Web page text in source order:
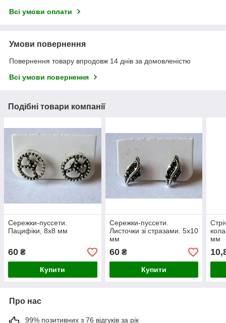
Всі умови оплати
Умови повернення
Повернення товару впродовж 14 днів за домовленістю
Всі умови повернення
Подібні товари компанії
Сережки-пуссети.
Пацифіки, 8х8 мм
60 ₴
Купити
Сережки-пуссети.
Листочки зі стразами. 5х10
мм
60₴
Купити
мм
Про нас
99% позитивних з 76 відгуків за рік